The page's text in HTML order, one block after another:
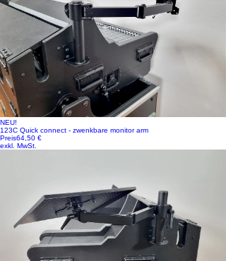
NEU!
123C Quick connect - zwenkbare monitor arm
Preis64,50 €
exkl. MwSt.